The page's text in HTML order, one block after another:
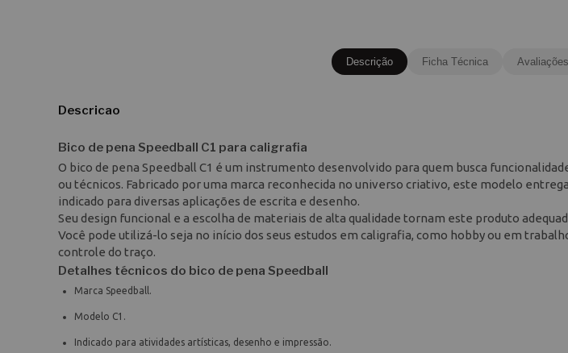
Descrição Ficha Técnica Avaliações
Descricao
Bico de pena Speedball C1 para caligrafia
O bico de pena Speedball C1 é um instrumento desenvolvido para quem busca
ou técnicos. Fabricado por uma marca reconhecida no universo criativo, este modelo
indicado para diversas aplicações de escrita e desenho.
Seu design funcional e a escolha de materiais de alta qualidade tornam este produto
Você pode utilizá-lo seja no início dos seus estudos em caligrafia, como hobby ou em
controle do traço.
Detalhes técnicos do bico de pena Speedball
Marca Speedball.
Modelo C1.
Indicado para atividades artísticas, desenho e impressão.